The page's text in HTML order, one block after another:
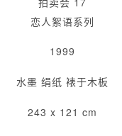
恋人絮语系列
1999
水墨 绢纸 裱于木板
243 x 121 cm